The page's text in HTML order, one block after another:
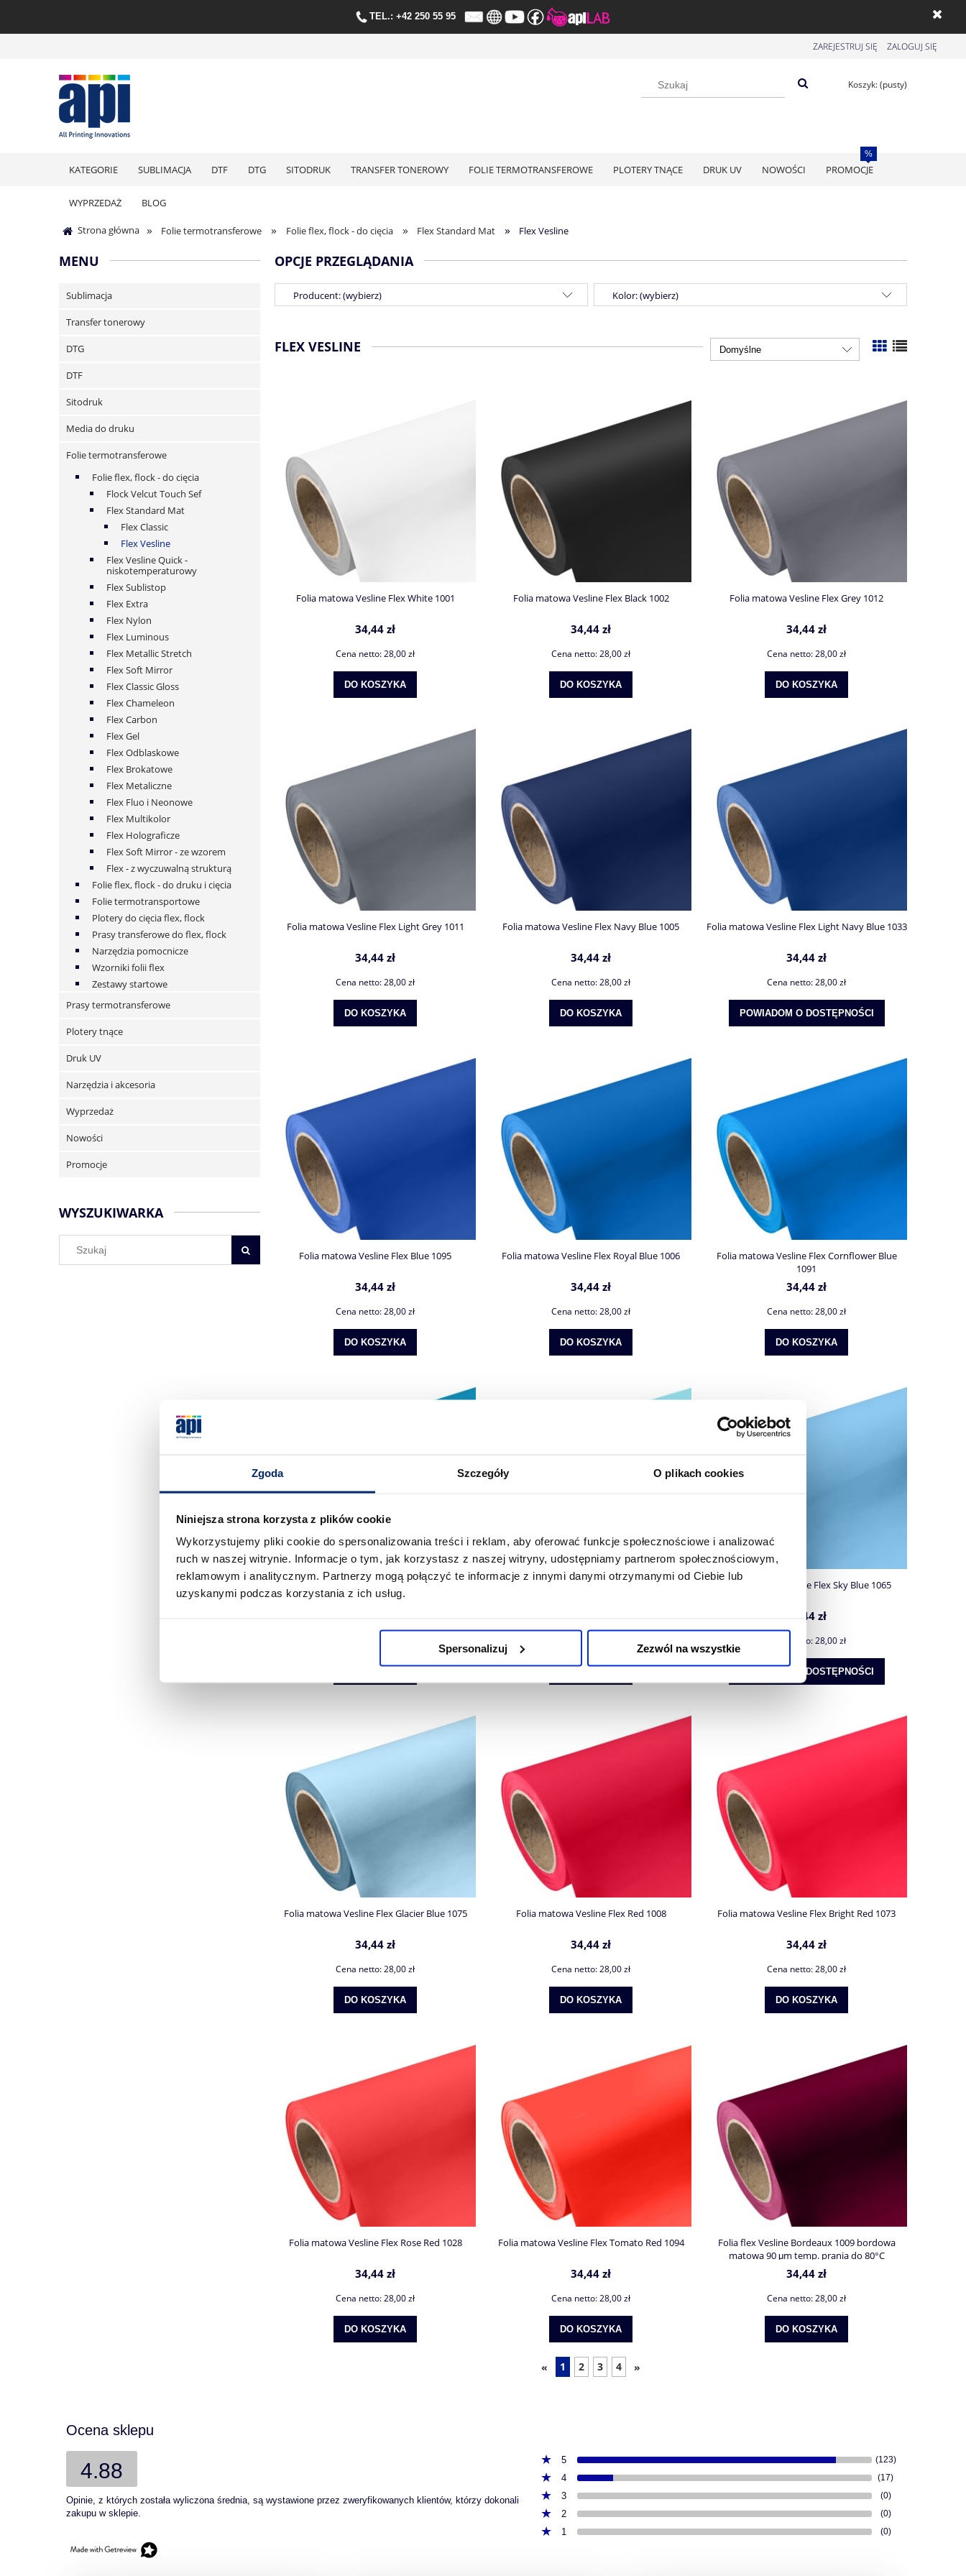
Zgoda Szczegóły O plikach cookies
Niniejsza strona korzysta z plików cookie
Wykorzystujemy pliki cookie do spersonalizowania treści i reklam, aby oferować funkcje społecznościowe i analizować
ruch w naszej witrynie. Informacje o tym, jak korzystasz z naszej witryny, udostępniamy partnerom społecznościowym,
reklamowym i analitycznym. Partnerzy mogą połączyć te informacje z innymi danymi otrzymanymi od Ciebie lub
uzyskanymi podczas korzystania z ich usług.
Spersonalizuj Zezwól na wszystkie
TE L.: +42 250 55 95
ZAREJESTRUJ SIĘ ZALOGUJ SIĘ
Koszyk:(pusty)
KATEGORIE SUBLIMACJA DTF DTG SITODRUK TRANSFER TONEROWY FOLIE TERMOTRANSFEROWE PLOTERY TNĄCE DRUK UV NOWOŚCI PROMOCJE
WYPRZEDAŻ BLOG
Strona główna » Folie termotransferowe » Folie flex, flock - do cięcia » Flex Standard Mat » Flex Vesline
MENU
Sublimacja
Transfer tonerowy
DTG
DTF
Sitodruk
Media do druku
Folie termotransferowe
Folie flex, flock - do cięcia
Flock Velcut Touch Sef
Flex Standard Mat
Flex Classic
Flex Vesline
Flex Vesline Quick -
niskotemperaturowy
Flex Sublistop
Flex Extra
Flex Nylon
Flex Luminous
Flex Metallic Stretch
Flex Soft Mirror
Flex Classic Gloss
Flex Chameleon
Flex Carbon
Flex Gel
Flex Odblaskowe
Flex Brokatowe
Flex Metaliczne
Flex Fluo i Neonowe
Flex Multikolor
Flex Holograficze
Flex Soft Mirror - ze wzorem
Flex - z wyczuwalną strukturą
Folie flex, flock - do druku i cięcia
Folie termotransportowe
Plotery do cięcia flex, flock
Prasy transferowe do flex, flock
Narzędzia pomocnicze
Wzorniki folii flex
Zestawy startowe
Prasy termotransferowe
Plotery tnące
Druk UV
Narzędzia i akcesoria
Wyprzedaż
Nowości
Promocje
WYSZUKIWARKA
OPCJE PRZEGLĄDANIA
Producent: (wybierz) Kolor: (wybierz)
FLEX VESLINE
Folia matowa Vesline Flex White 1001
34,44 zł
Cena netto:28,00 zł
DO KOSZYKA
Folia matowa Vesline Flex Black 1002
34,44 zł
Cena netto:28,00 zł
DO KOSZYKA
Folia matowa Vesline Flex Grey 1012
34,44 zł
Cena netto:28,00 zł
DO KOSZYKA
Folia matowa Vesline Flex Light Grey 1011
34,44 zł
Cena netto:28,00 zł
DO KOSZYKA
Folia matowa Vesline Flex Navy Blue 1005
34,44 zł
Cena netto:28,00 zł
DO KOSZYKA
Folia matowa Vesline Flex Light Navy Blue 1033
34,44 zł
Cena netto:28,00 zł
POWIADOM O DOSTĘPNOŚCI
Folia matowa Vesline Flex Blue 1095
34,44 zł
Cena netto:28,00 zł
DO KOSZYKA
Folia matowa Vesline Flex Royal Blue 1006
34,44 zł
Cena netto:28,00 zł
DO KOSZYKA
Folia matowa Vesline Flex Cornflower Blue
1091
34,44 zł
Cena netto:28,00 zł
DO KOSZYKA
Folia matowa Vesline Flex Sapphire 1064 Folia matowa Vesline Flex Ocean Blue 1082 Folia matowa Vesline Flex Sky Blue 1065
34,44 zł
Cena netto:28,00 zł
POWIADOM O DOSTĘPNOŚCI
Folia matowa Vesline Flex Glacier Blue 1075
34,44 zł
Cena netto:28,00 zł
DO KOSZYKA
Folia matowa Vesline Flex Red 1008
34,44 zł
Cena netto:28,00 zł
DO KOSZYKA
Folia matowa Vesline Flex Bright Red 1073
34,44 zł
Cena netto:28,00 zł
DO KOSZYKA
Folia matowa Vesline Flex Rose Red 1028
34,44 zł
Cena netto:28,00 zł
DO KOSZYKA
Folia matowa Vesline Flex Tomato Red 1094
34,44 zł
Cena netto:28,00 zł
DO KOSZYKA
Folia flex Vesline Bordeaux 1009 bordowa
matowa 90 μm temp. prania do 80°C
34,44 zł
Cena netto:28,00 zł
DO KOSZYKA
« 1 2 3 4 »
Ocena sklepu
4.88
Opinie, z których została wyliczona średnia, są wystawione przez zweryfikowanych klientów, którzy dokonali
zakupu w sklepie.
5 (123)
4 (17)
3 (0)
2 (0)
1 (0)